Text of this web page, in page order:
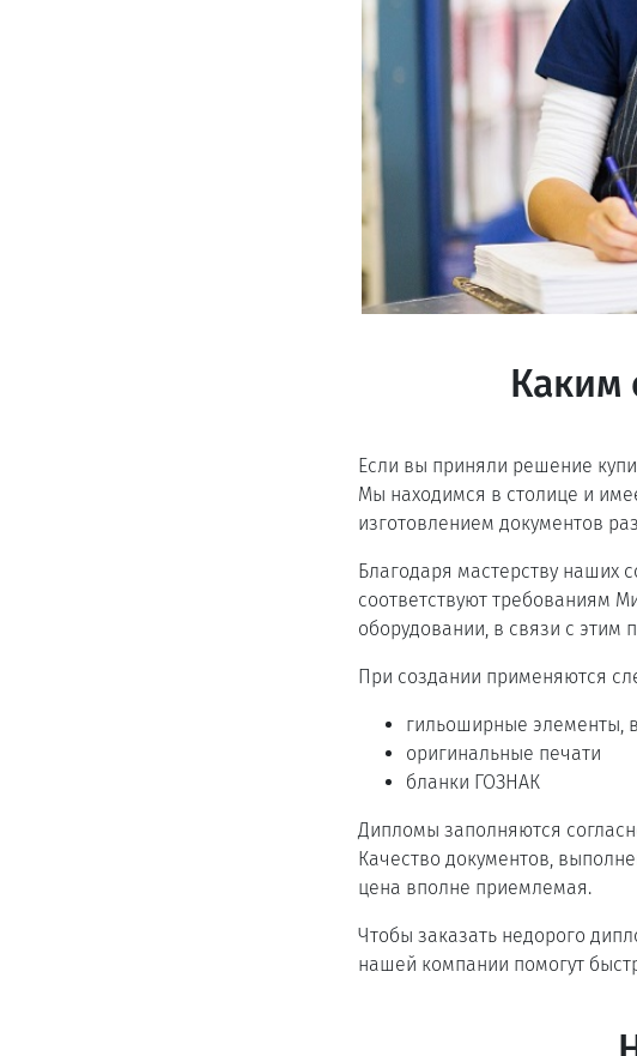
Каким
Если вы приняли решение
Мы находимся в столице и
изготовлением документов
Благодаря мастерству наших
соответствуют требованиям
оборудовании, в связи с этим
При создании применяются
гильоширные элементы,
оригинальные печати
бланки ГОЗНАК
Дипломы заполняются
Качество документов,
цена вполне приемлемая.
Чтобы заказать недорого
нашей компании помогут